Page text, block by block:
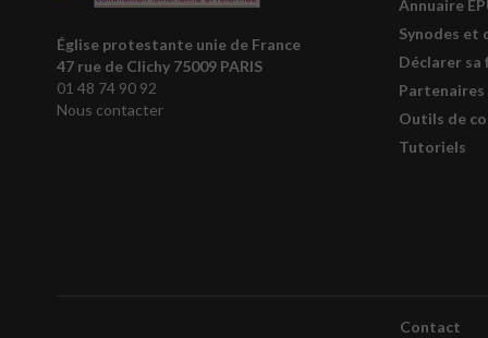
Église protestante unie de France
47 rue de Clichy 75009 PARIS
01 48 74 90 92
Nous contacter
Annuaire
Synodes et
Déclarer sa
Partenaires
Outils de
Tutoriels
Contact